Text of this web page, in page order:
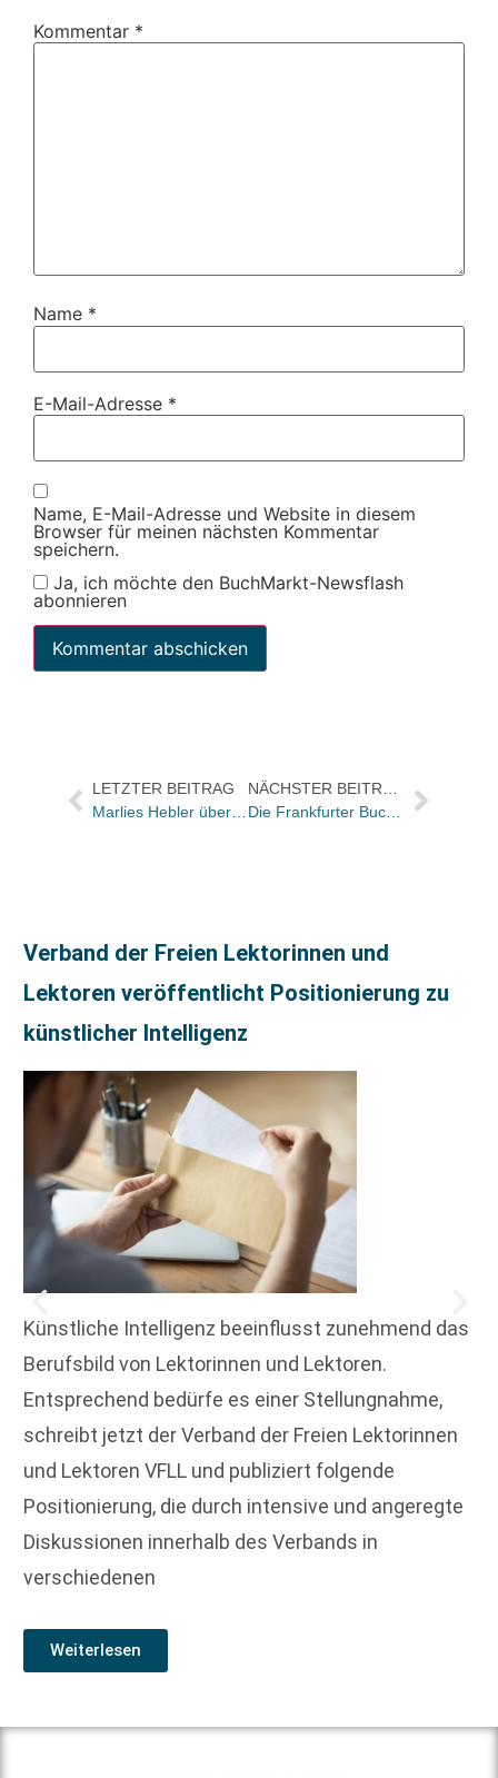
Kommentar *
Name *
E-Mail-Adresse *
Name, E-Mail-Adresse und Website in diesem
Browser für meinen nächsten Kommentar
speichern.
Ja, ich möchte den BuchMarkt-Newsflash
abonnieren
LETZTER BEITRAG
Marlies Hebler übernimmt Murmann-Verlagsleitung
Verband der Freien Lektorinnen und
Lektoren veröffentlicht Positionierung zu
künstlicher Intelligenz
Künstliche Intelligenz beeinflusst zunehmend das
Berufsbild von Lektorinnen und Lektoren.
Entsprechend bedürfe es einer Stellungnahme,
schreibt jetzt der Verband der Freien Lektorinnen
und Lektoren VFLL und publiziert folgende
Positionierung, die durch intensive und angeregte
Diskussionen innerhalb des Verbands in
verschiedenen
Weiterlesen